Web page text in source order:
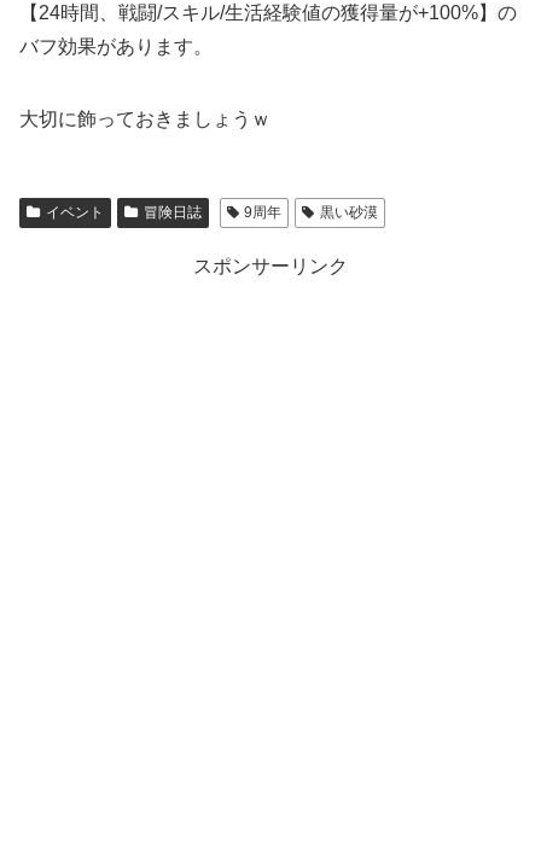
【24時間、戦闘/スキル/生活経験値の獲得量が+100%】の
バフ効果があります。
大切に飾っておきましょうｗ
イベント 冒険日誌 9周年 黒い砂漠
スポンサーリンク